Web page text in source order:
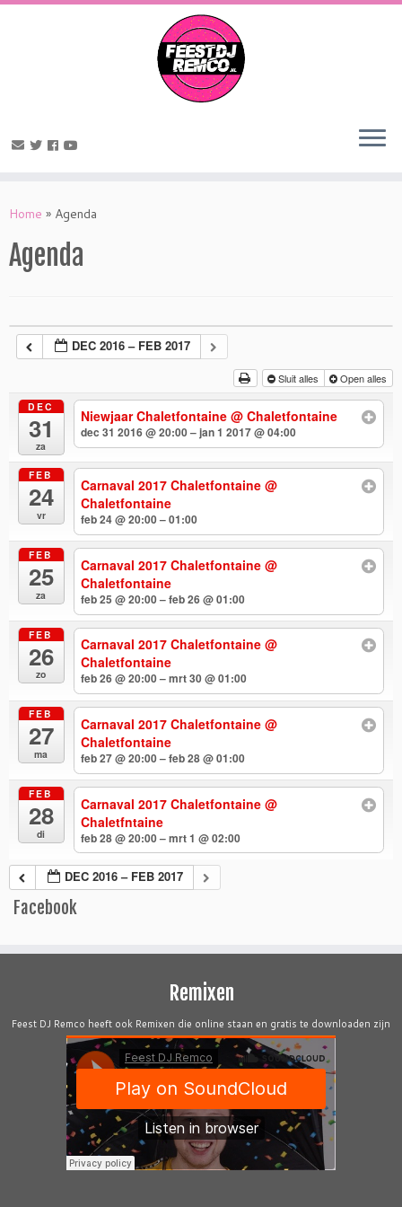
Home » Agenda
Agenda
DEC 2016 – FEB 2017
Sluit alles Open alles
DEC
31
za
Niewjaar Chaletfontaine@ Chaletfontaine
dec 31 2016 @ 20:00 – jan 1 2017 @ 04:00
FEB
24
vr
Carnaval 2017 Chaletfontaine@
Chaletfontaine
feb 24 @ 20:00 – 01:00
FEB
25
za
Carnaval 2017 Chaletfontaine@
Chaletfontaine
feb 25 @ 20:00 – feb 26 @ 01:00
FEB
26
zo
Carnaval 2017 Chaletfontaine@
Chaletfontaine
feb 26 @ 20:00 – mrt 30 @ 01:00
FEB
27
ma
Carnaval 2017 Chaletfontaine@
Chaletfontaine
feb 27 @ 20:00 – feb 28 @ 01:00
FEB
28
di
Carnaval 2017 Chaletfontaine@
Chaletfntaine
feb 28 @ 20:00 – mrt 1 @ 02:00
DEC 2016 – FEB 2017
Facebook
Remixen
Feest DJ Remco heeft ook Remixen die online staan en gratis te downloaden zijn